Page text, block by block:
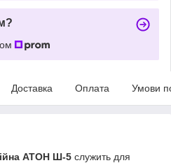
Доставка Оплата Умови
АТОН Ш-5 служить для